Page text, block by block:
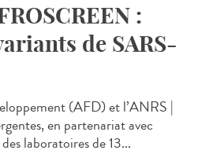
:
de SARS-
(AFD) et l’ANRS |
en partenariat avec
laboratoires de 13...